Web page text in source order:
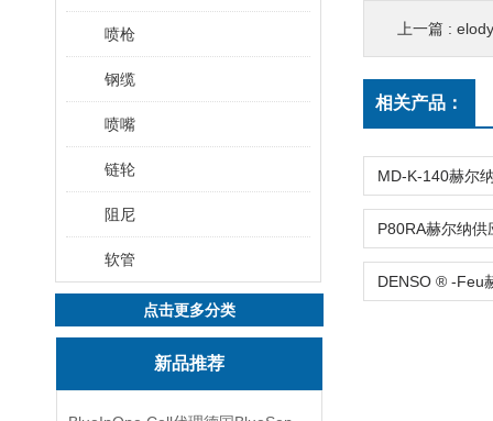
喷枪
钢缆
喷嘴
链轮
阻尼
软管
点击更多分类
新品推荐
上一篇 :
相关产品：